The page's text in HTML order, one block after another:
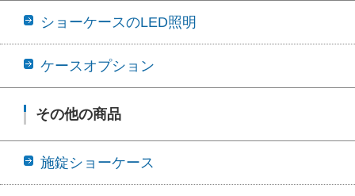
ショーケースのLED照明
ケースオプション
その他の商品
施錠ショーケース